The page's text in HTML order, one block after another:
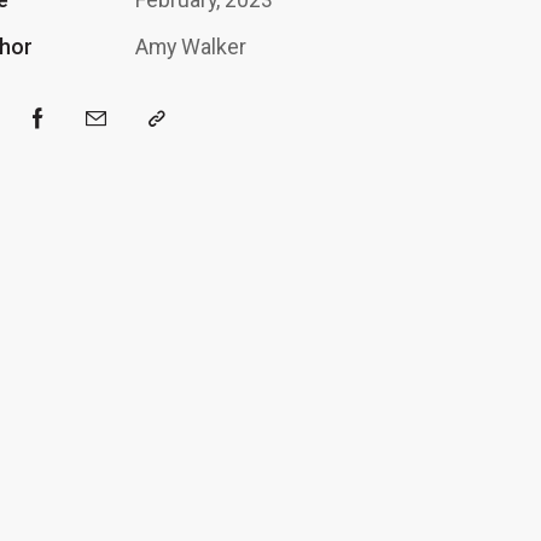
Amy Walker